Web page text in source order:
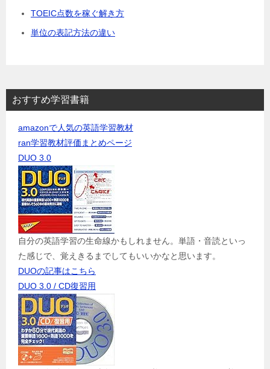
TOEIC点数を稼ぐ解き方
単位の表記方法の違い
おすすめ学習書籍
amazonで人気の英語学習教材
ran学習教材評価まとめページ
DUO 3.0
自分の英語学習の生命線かもしれません。単語・音読といっ
た感じで、覚えきるまでしてもいいかなと思います。
DUOの記事はこちら
DUO 3.0 / CD復習用